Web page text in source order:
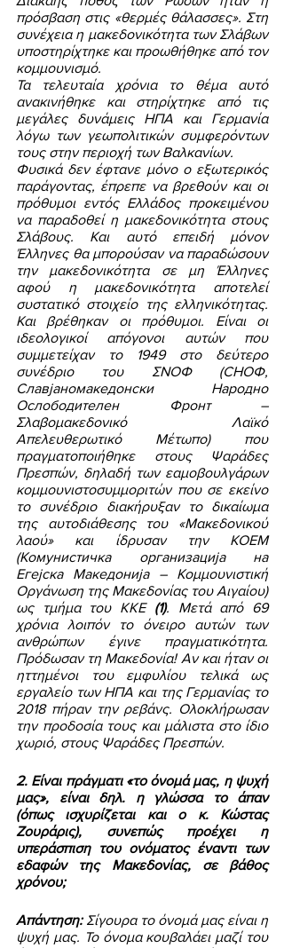
πρόσβαση στις «θερμές θάλασσες». Στη
συνέχεια η μακεδονικότητα των Σλάβων
υποστηρίχτηκε και προωθήθηκε από τον
κομμουνισμό.
Τα τελευταία χρόνια το θέμα αυτό
ανακινήθηκε και στηρίχτηκε από τις
μεγάλες δυνάμεις ΗΠΑ και Γερμανία
λόγω των γεωπολιτικών συμφερόντων
τους στην περιοχή των Βαλκανίων.
Φυσικά δεν έφτανε μόνο ο εξωτερικός
παράγοντας, έπρεπε να βρεθούν και οι
πρόθυμοι εντός Ελλάδος προκειμένου
να παραδοθεί η μακεδονικότητα στους
Σλάβους. Και αυτό επειδή μόνον
Έλληνες θα μπορούσαν να παραδώσουν
την μακεδονικότητα σε μη Έλληνες
αφού η μακεδονικότητα αποτελεί
συστατικό στοιχείο της ελληνικότητας.
Και βρέθηκαν οι πρόθυμοι. Είναι οι
ιδεολογικοί απόγονοι αυτών που
συμμετείχαν το 1949 στο δεύτερο
συνέδριο του ΣΝΟΦ (СНОФ,
Славјаномакедонски Народно
Ослободителен Фронт –
Σλαβομακεδονικό Λαϊκό
Απελευθερωτικό Μέτωπο) που
πραγματοποιήθηκε στους Ψαράδες
Πρεσπών, δηλαδή των εαμοβουλγάρων
κομμουνιστοσυμμοριτών που σε εκείνο
το συνέδριο διακήρυξαν το δικαίωμα
της αυτοδιάθεσης του «Μακεδονικού
λαού» και ίδρυσαν την ΚΟΕΜ
(Комунистичка организација на
Егејска Македонија – Κομμουνιστική
Οργάνωση της Μακεδονίας του Αιγαίου)
ως τμήμα του ΚΚΕ (1). Μετά από 69
χρόνια λοιπόν το όνειρο αυτών των
ανθρώπων έγινε πραγματικότητα.
Πρόδωσαν τη Μακεδονία! Αν και ήταν οι
ηττημένοι του εμφυλίου τελικά ως
εργαλείο των ΗΠΑ και της Γερμανίας το
2018 πήραν την ρεβάνς. Ολοκλήρωσαν
την προδοσία τους και μάλιστα στο ίδιο
χωριό, στους Ψαράδες Πρεσπών.
2. Είναι πράγματι «το όνομά μας, η ψυχή
μας», είναι δηλ. η γλώσσα το άπαν
(όπως ισχυρίζεται και ο κ. Κώστας
Ζουράρις), συνεπώς προέχει η
υπεράσπιση του ονόματος έναντι των
εδαφών της Μακεδονίας, σε βάθος
χρόνου;
Απάντηση: Σίγουρα το όνομά μας είναι η
ψυχή μας. Το όνομα κουβαλάει μαζί του